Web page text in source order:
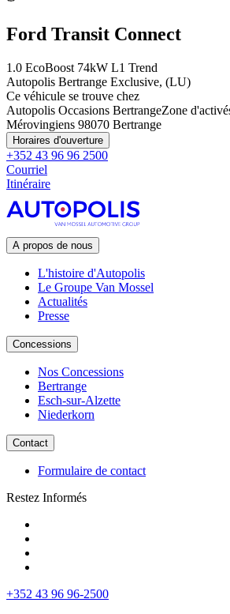
Ford Transit Connect
1.0 EcoBoost 74kW L1 Trend
Autopolis Bertrange Exclusive, (LU)
Ce véhicule se trouve chez
Autopolis Occasions BertrangeZone
Mérovingiens 98070 Bertrange
Horaires d'ouverture
+352 43 96 96 2500
Courriel
Itinéraire
A propos de nous
L'histoire d'Autopolis
Le Groupe Van Mossel
Actualités
Presse
Concessions
Nos Concessions
Bertrange
Esch-sur-Alzette
Niederkorn
Contact
Formulaire de contact
Restez Informés
+352 43 96 96-2500